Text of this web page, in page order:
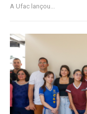
A Ufac lançou...